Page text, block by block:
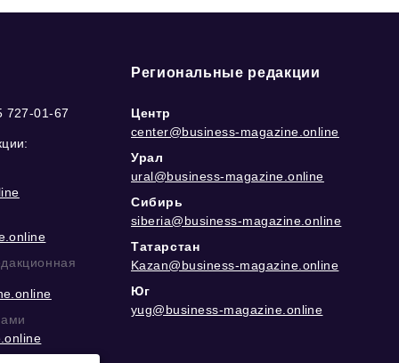
727-01-67
Региональные редакции
Центр
center@business-magazine.online
Урал
ural@business-magazine.online
Сибирь
siberia@business-magazine.online
Татарстан
Kazan@business-magazine.online
Юг
yug@business-magazine.online